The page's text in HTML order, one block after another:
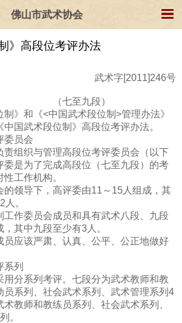
佛山市武术协会
》高段位考评办法
武术字[2011]246号
（七至九段）
》和《<中国武术段位制>管理办法》
国武术段位制》高段位考评办法。
员会
责组织与管理高段位考评委员会（以下
委是为了完成高段位（七至九段）的考
工作机构。
的领导下，高评委由11～15人组成，其
。
工作委员会成员和具有武术八段、九段
其中九段至少有3人。
员应该严肃、认真、公平、公正地做好
列
用分系列考评。七段分为武术教师和教
员系列、社会武术系列、武术管理系列4
教师和教练员系列、社会武术系列、
。